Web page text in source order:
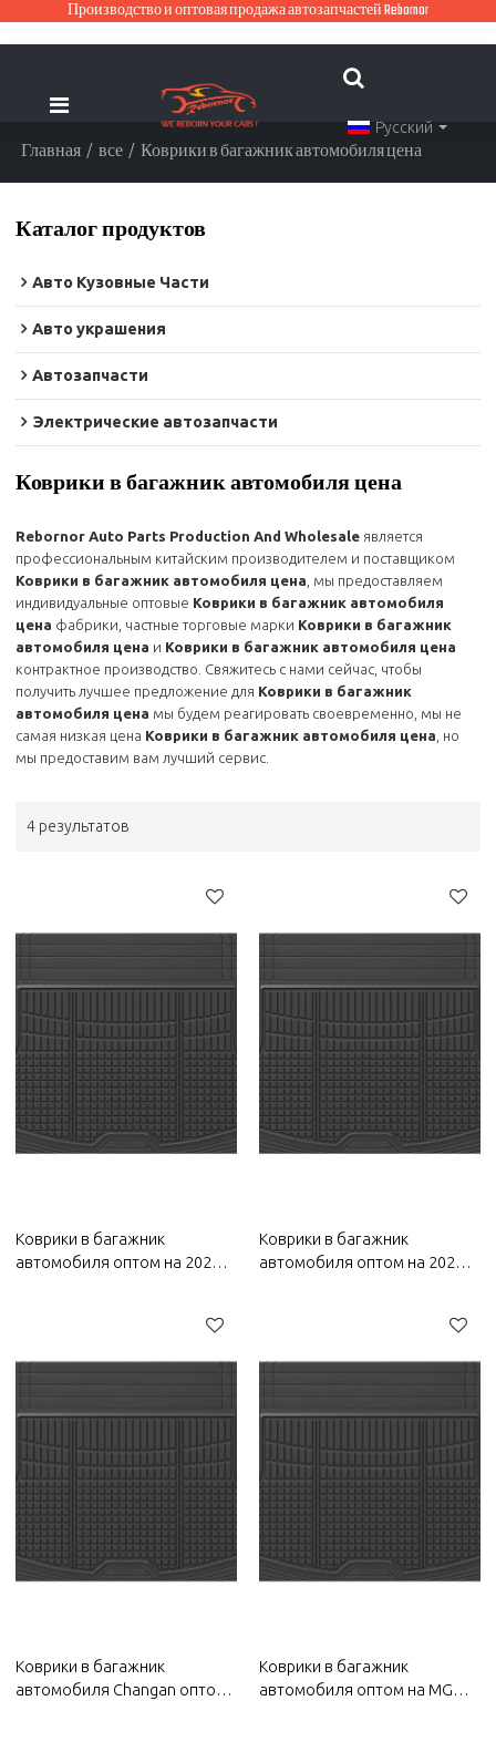
Производство и оптовая продажа автозапчастей Rebornor
Русский
Главная / все / Коврики в багажник автомобиля цена
Каталог продуктов
Авто Кузовные Части
Авто украшения
Автозапчасти
Электрические автозапчасти
Коврики в багажник автомобиля цена
Rebornor Auto Parts Production And Wholesale является
профессиональным китайским производителем и поставщиком
Коврики в багажник автомобиля цена , мы предоставляем
индивидуальные оптовые Коврики в багажник автомобиля
цена фабрики, частные торговые марки Коврики в багажник
автомобиля цена и Коврики в багажник автомобиля цена
контрактное производство. Свяжитесь с нами сейчас, чтобы
получить лучшее предложение для Коврики в багажник
автомобиля цена мы будем реагировать своевременно, мы не
самая низкая цена Коврики в багажник автомобиля цена , но
мы предоставим вам лучший сервис.
4 результатов
Коврики в багажник
автомобиля оптом на 2022
Коврики в багажник
автомобиля оптом на 2022
Коврики в багажник
автомобиля Changan оптом
Коврики в багажник
автомобиля оптом на MG